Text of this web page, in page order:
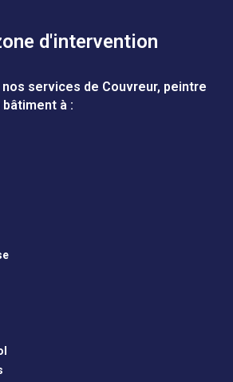
d'intervention
services de Couvreur, peintre
à :